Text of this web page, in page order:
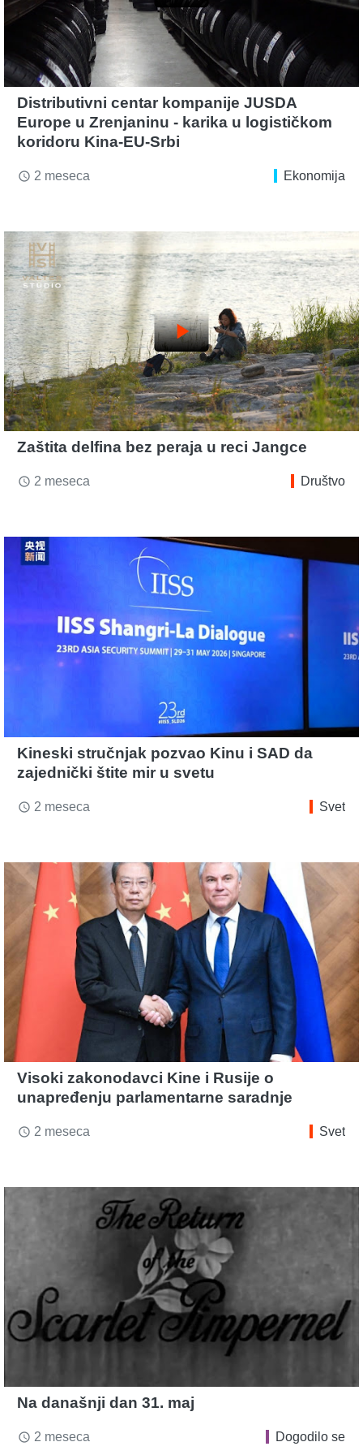
Distributivni centar kompanije JUSDA
Europe u Zrenjaninu - karika u logističkom
koridoru Kina-EU-Srbi
access_time 2 meseca Ekonomija
play_arrow
Zaštita delfina bez peraja u reci Jangce
access_time 2 meseca Društvo
Kineski stručnjak pozvao Kinu i SAD da
zajednički štite mir u svetu
access_time 2 meseca Svet
Visoki zakonodavci Kine i Rusije o
unapređenju parlamentarne saradnje
access_time 2 meseca Svet
Na današnji dan 31. maj
access_time 2 meseca Dogodilo se